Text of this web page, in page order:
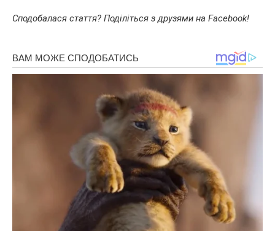
Сподобалася стаття? Поділіться з друзями на Facebook!